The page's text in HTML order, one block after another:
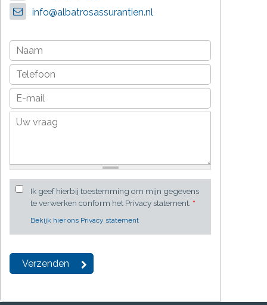
info@albatrosassurantien.nl
Ik geef hierbij toestemming om mijn gegevens
te verwerken conform het Privacy statement. *
Bekijk hier ons Privacy statement